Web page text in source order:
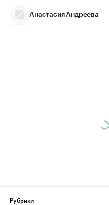
Анастасия Андреева
Рубрики